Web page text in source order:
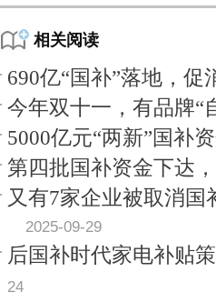
相关阅读
690亿“国补”落地，
今年双十一，有品牌“
5000亿元“两新”国补
第四批国补资金下达
又有7家企业被取消
2025-09-29
后国补时代家电补贴
24